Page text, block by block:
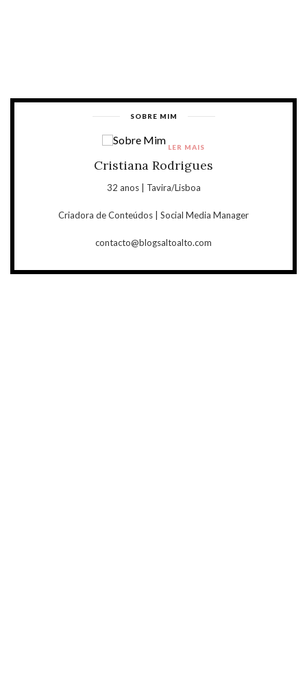
SOBRE MIM
Cristiana Rodrigues
32 anos | Tavira/Lisboa
Criadora de Conteúdos | Social Media Manager
contacto@blogsaltoalto.com
LER MAIS